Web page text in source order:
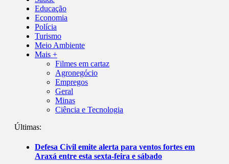
Educação
Economia
Polícia
Turismo
Meio Ambiente
Mais +
Filmes em cartaz
Agronegócio
Empregos
Geral
Minas
Ciência e Tecnologia
Últimas:
Defesa Civil emite alerta para ventos fortes em
Araxá entre esta sexta-feira e sábado